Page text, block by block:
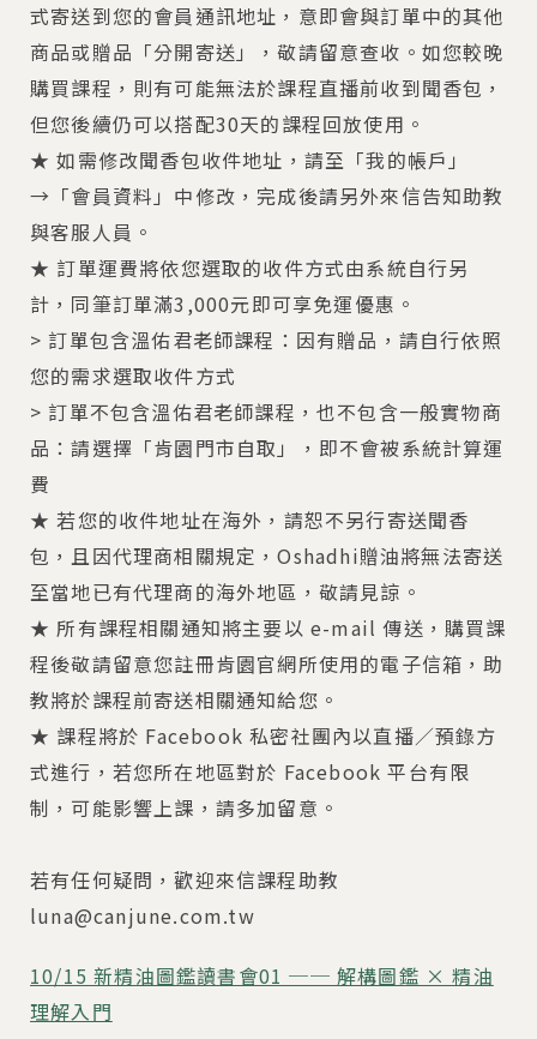
式寄送到您的會員通訊地址，意即會與訂單中的其他
商品或贈品「分開寄送」，敬請留意查收。如您較晚
購買課程，則有可能無法於課程直播前收到聞香包，
但您後續仍可以搭配30天的課程回放使用。
★ 如需修改聞香包收件地址，請至「我的帳戶」
→「會員資料」中修改，完成後請另外來信告知助教
與客服人員。
★ 訂單運費將依您選取的收件方式由系統自行另
計，同筆訂單滿3,000元即可享免運優惠。
> 訂單包含溫佑君老師課程：因有贈品，請自行依照
您的需求選取收件方式
> 訂單不包含溫佑君老師課程，也不包含一般實物商
品：請選擇「肯園門市自取」，即不會被系統計算運
費
★ 若您的收件地址在海外，請恕不另行寄送聞香
包，且因代理商相關規定，Oshadhi贈油將無法寄送
至當地已有代理商的海外地區，敬請見諒。
★ 所有課程相關通知將主要以 e-mail 傳送，購買課
程後敬請留意您註冊肯園官網所使用的電子信箱，助
教將於課程前寄送相關通知給您。
★ 課程將於 Facebook 私密社團內以直播／預錄方
式進行，若您所在地區對於 Facebook 平台有限
制，可能影響上課，請多加留意。
若有任何疑問，歡迎來信課程助教
luna@canjune.com.tw
10/15 新精油圖鑑讀書會01 ── 解構圖鑑 × 精油
理解入門